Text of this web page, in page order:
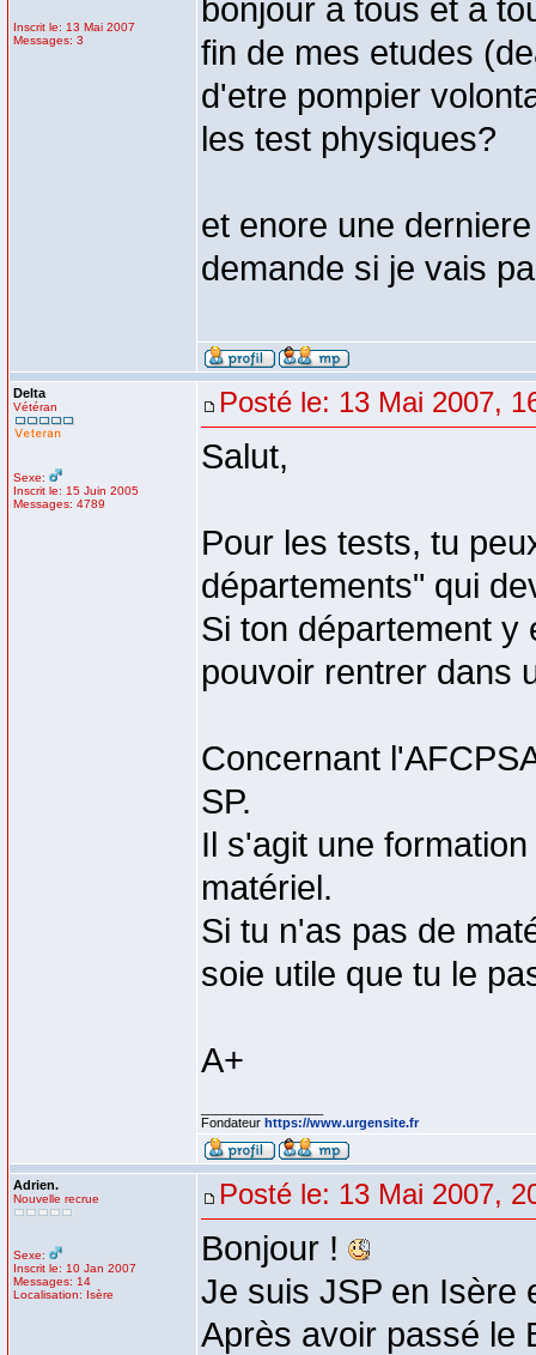
Inscrit le: 13 Mai 2007
Messages: 3
bonjour a tous et a
fin de mes etudes
d'etre pompier
les test physiques?
et enore une
demande si je vais
Delta
Vétéran
Sexe:
Inscrit le: 15 Juin 2005
Messages: 4789
Posté le: 13 Mai 2007,
Salut,
Pour les tests, tu
départements" qui
Si ton département y
pouvoir rentrer dans
Concernant
SP.
Il s'agit une
matériel.
Si tu n'as pas de
soie utile que tu le
A+
Fondateur https://www.urgensite.fr
Adrien.
Nouvelle recrue
Sexe:
Inscrit le: 10 Jan 2007
Messages: 14
Localisation: Isère
Posté le: 13 Mai 2007,
Bonjour !
Je suis JSP en Isère
Après avoir passé le